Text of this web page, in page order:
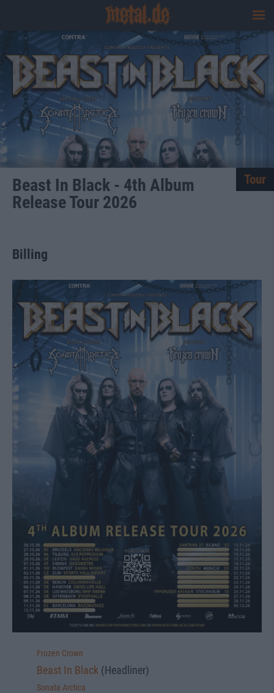
Beast In Black - 4th Album
Release Tour 2026
Tour
Billing
Frozen Crown
Beast In Black (Headliner)
Sonata Arctica